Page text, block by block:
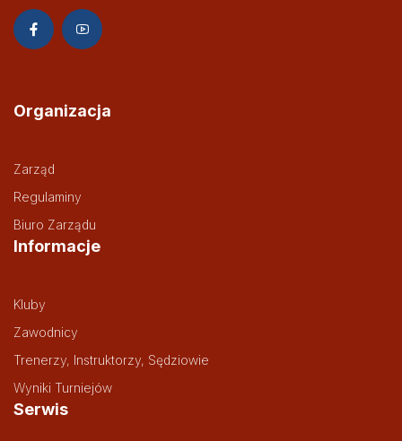
Organizacja
Zarząd
Regulaminy
Biuro Zarządu
Informacje
Kluby
Zawodnicy
Trenerzy, Instruktorzy, Sędziowie
Wyniki Turniejów
Serwis